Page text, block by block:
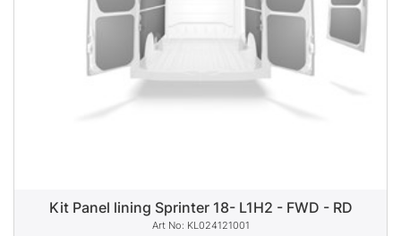
Kit Panel lining Sprinter 18- L1H2 - FWD - RD
KL024121001